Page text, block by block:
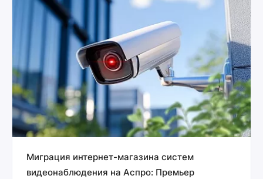
Миграция интернет-магазина систем
видеонаблюдения на Аспро: Премьер